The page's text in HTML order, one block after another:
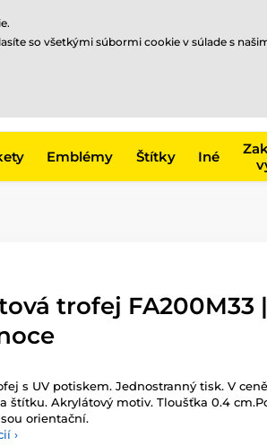
Emblémy Štítky Iné
trofej FA200M33 |
s UV potiskem. Jednostranný tisk. V
štítku. Akrylátový motiv. Tloušťka 0.4
orientační.
›
so všetkými súbormi cookie v súlade s